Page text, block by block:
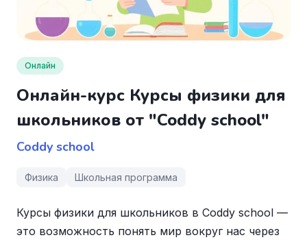
Онлайн
Онлайн-курс Курсы физики для
школьников от "Coddy school"
Coddy school
Физика Школьная программа
Курсы физики для школьников в Coddy school —
это возможность понять мир вокруг нас через